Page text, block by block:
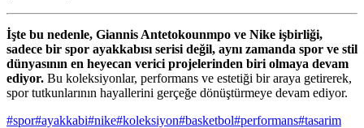
İşte bu nedenle, Giannis Antetokounmpo ve Nike işbirliği,
sadece bir spor ayakkabısı serisi değil, aynı zamanda spor ve stil
dünyasının en heyecan verici projelerinden biri olmaya devam
ediyor. Bu koleksiyonlar, performans ve estetiği bir araya getirerek,
spor tutkunlarının hayallerini gerçeğe dönüştürmeye devam ediyor.
#spor#ayakkabi#nike#koleksiyon#basketbol#performans#tasarim